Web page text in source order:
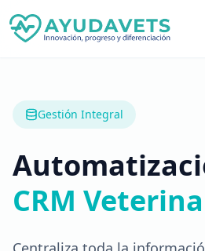
Gestión Integral
CRM